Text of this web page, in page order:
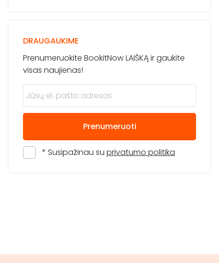
DRAUGAUKIME
Prenumeruokite BookitNow LAIŠKĄ ir gaukite
visas naujienas!
Prenumeruoti
* Susipažinau su privatumo politika